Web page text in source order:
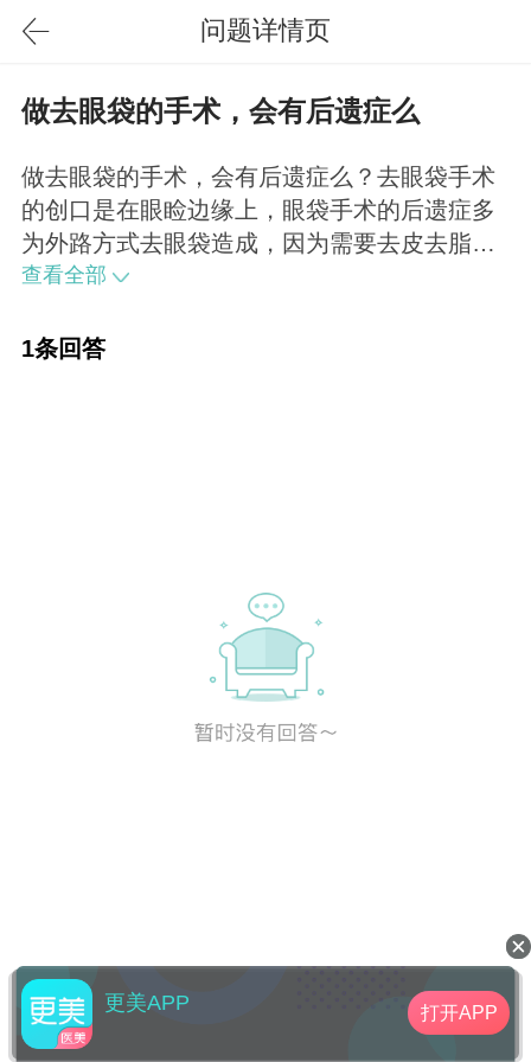
问题详情页
做去眼袋的手术，会有后遗症么
做去眼袋的手术，会有后遗症么？去眼袋手术
的创口是在眼睑边缘上，眼袋手术的后遗症多
为外路方式去眼袋造成，因为需要去皮去脂，
失败会造成术后眼睑外翻。年轻人去眼袋一般
会导致术后泪沟明显。不过这些失败都是因为
查看全部
1条回答
更美APP 打开APP